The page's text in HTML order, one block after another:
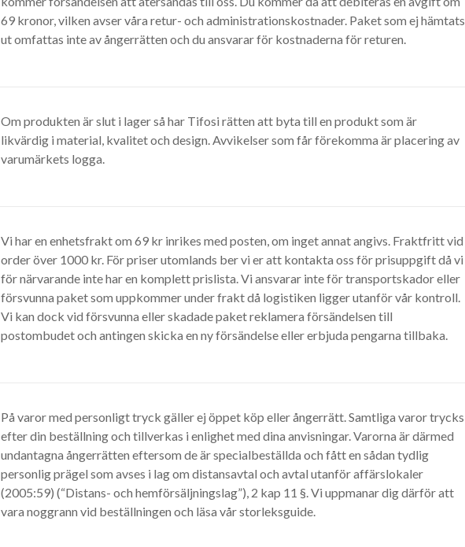
69 kronor, vilken avser våra retur- och administrationskostnader. Paket som ej hämtats
ut omfattas inte av ångerrätten och du ansvarar för kostnaderna för returen.
Om produkten är slut i lager så har Tifosi rätten att byta till en produkt som är
likvärdig i material, kvalitet och design. Avvikelser som får förekomma är placering av
varumärkets logga.
Vi har en enhetsfrakt om 69 kr inrikes med posten, om inget annat angivs. Fraktfritt vid
order över 1000 kr. För priser utomlands ber vi er att kontakta oss för prisuppgift då vi
för närvarande inte har en komplett prislista. Vi ansvarar inte för transportskador eller
försvunna paket som uppkommer under frakt då logistiken ligger utanför vår kontroll.
Vi kan dock vid försvunna eller skadade paket reklamera försändelsen till
postombudet och antingen skicka en ny försändelse eller erbjuda pengarna tillbaka.
På varor med personligt tryck gäller ej öppet köp eller ångerrätt. Samtliga varor trycks
efter din beställning och tillverkas i enlighet med dina anvisningar. Varorna är därmed
undantagna ångerrätten eftersom de är specialbeställda och fått en sådan tydlig
personlig prägel som avses i lag om distansavtal och avtal utanför affärslokaler
(2005:59) (“Distans- och hemförsäljningslag”), 2 kap 11 §. Vi uppmanar dig därför att
vara noggrann vid beställningen och läsa vår storleksguide.